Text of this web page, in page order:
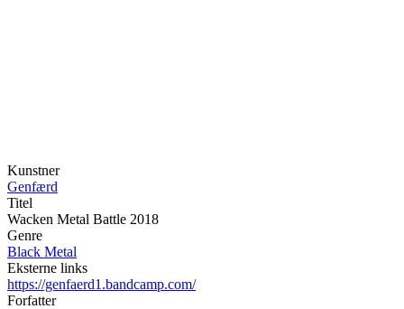
Kunstner
Genfærd
Titel
Wacken Metal Battle 2018
Genre
Black Metal
Eksterne links
https://genfaerd1.bandcamp.com/
Forfatter